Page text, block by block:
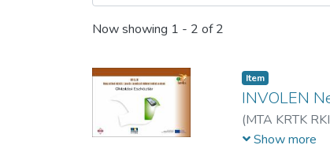
Now showing 1 - 2 of 2
Item
INVOLEN
(MTA KRTK
Eleni;Ugolini,
Show more